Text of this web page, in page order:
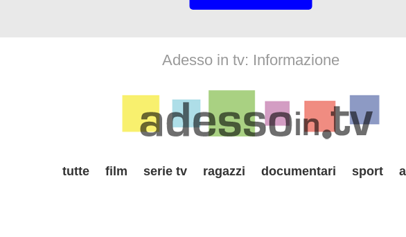
Adesso in tv: Informazione
tutte film serie tv ragazzi documentari sport